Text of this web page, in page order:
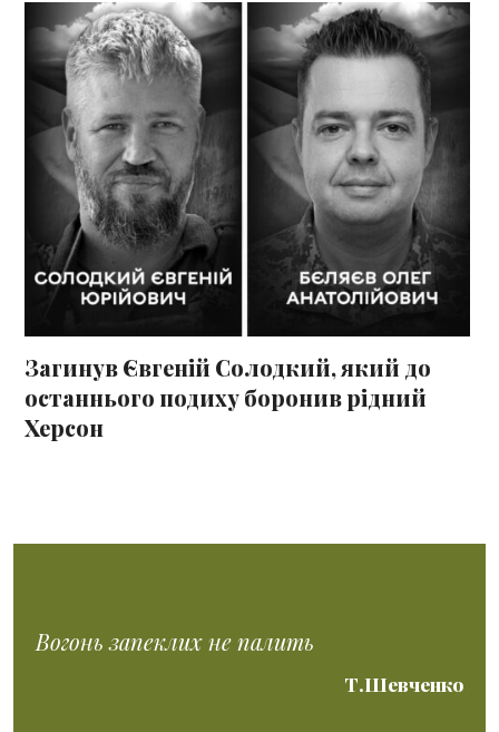
Загинув Євгеній Солодкий, який до
останнього подиху боронив рідний
Херсон
Вогонь запеклих не палить
Т.Шевченко